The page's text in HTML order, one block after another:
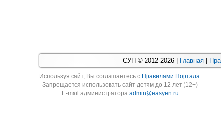
СУП © 2012-2026 | Главная
Используя cайт, Вы соглашаетесь с Правилами Портала.
Запрещается использовать сайт детям до 12 лет (12+)
E-mail администратораadmin@easyen.ru